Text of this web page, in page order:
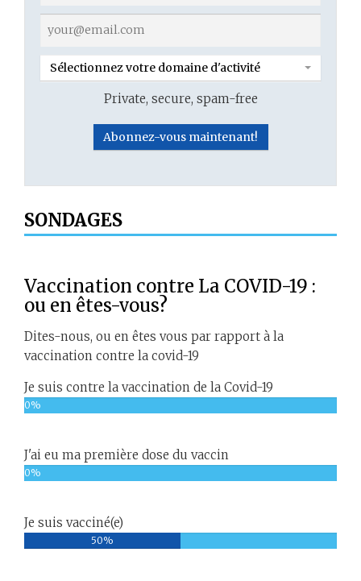
Sélectionnez votre domaine d'activité
Private, secure, spam-free
SONDAGES
Vaccination contre La COVID-19 :
ou en êtes-vous?
Dites-nous, ou en êtes vous par rapport à la
vaccination contre la covid-19
Je suis contre la vaccination de la Covid-19
0%
J'ai eu ma première dose du vaccin
0%
Je suis vacciné(e)
50%